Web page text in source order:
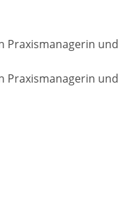
Praxismanagerin und
Praxismanagerin und